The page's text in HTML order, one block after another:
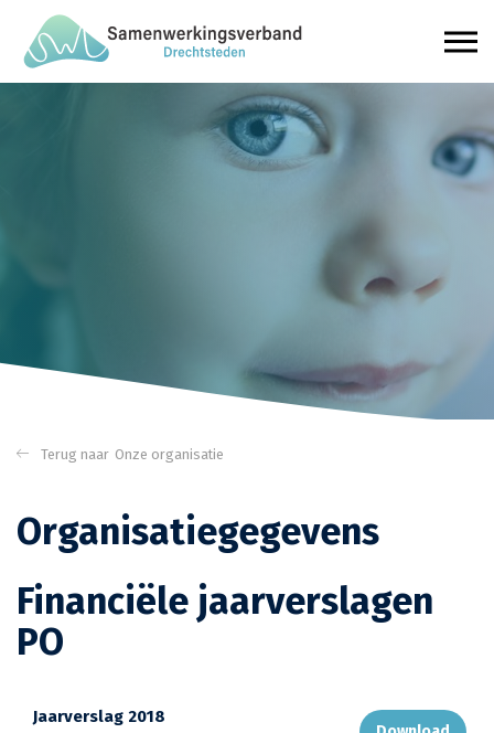
Onze organisatie
Organisatiegegevens
Financiële jaarverslagen
PO
Jaarverslag 2018